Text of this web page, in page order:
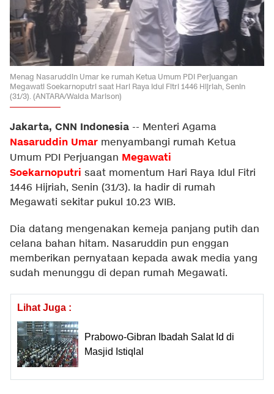
Menag Nasaruddin Umar ke rumah Ketua Umum PDI Perjuangan
Megawati Soekarnoputri saat Hari Raya Idul Fitri 1446 Hijriah, Senin
(31/3). (ANTARA/Walda Marison)
Jakarta, CNN Indonesia -- Menteri Agama
Nasaruddin Umar menyambangi rumah Ketua
Umum PDI Perjuangan Megawati
Soekarnoputri saat momentum Hari Raya Idul Fitri
1446 Hijriah, Senin (31/3). Ia hadir di rumah
Megawati sekitar pukul 10.23 WIB.
Dia datang mengenakan kemeja panjang putih dan
celana bahan hitam. Nasaruddin pun enggan
memberikan pernyataan kepada awak media yang
sudah menunggu di depan rumah Megawati.
Lihat Juga :
Prabowo-Gibran Ibadah Salat Id di
Masjid Istiqlal